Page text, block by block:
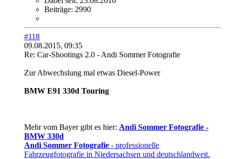
Beiträge: 2990
#118
09.08.2015, 09:35
Re: Car-Shootings 2.0 - Andi Sommer Fotografie
Zur Abwechslung mal etwas Diesel-Power
BMW E91 330d Touring
Mehr vom Bayer gibt es hier: Andi Sommer Fotografie -
BMW 330d
Andi Sommer Fotografie - professionelle
Fahrzeugfotografie in Niedersachsen und deutschlandweit.